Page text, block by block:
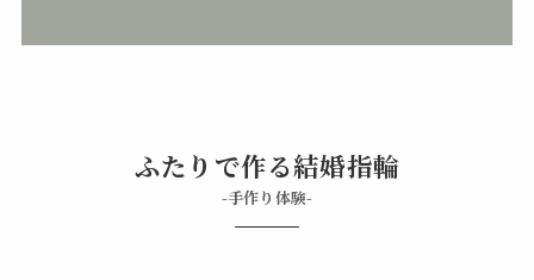
ふたりで作る結婚指輪
-手作り体験-